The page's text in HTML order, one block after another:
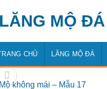
CHỦ LĂNG MỘ ĐÁ